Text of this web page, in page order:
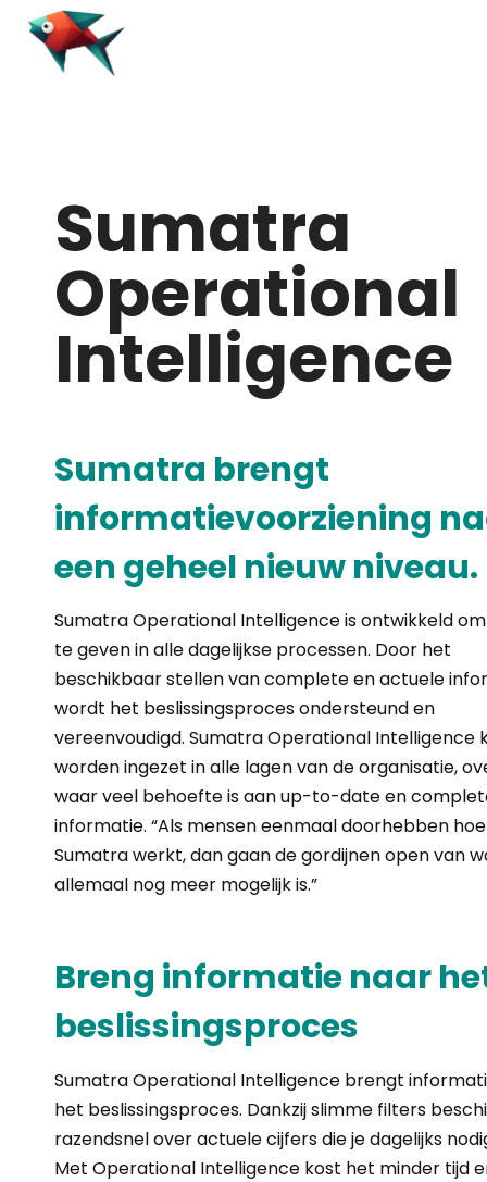
Sumatra
Operational
Intelligence
Sumatra brengt
informatievoorziening
een geheel nieuw niveau.
Sumatra Operational Intelligence is ontwikkeld
te geven in alle dagelijkse processen. Door het
beschikbaar stellen van complete en actuele
wordt het beslissingsproces ondersteund en
vereenvoudigd. Sumatra Operational Intelligence
worden ingezet in alle lagen van de organisatie,
waar veel behoefte is aan up-to-date en
informatie. “Als mensen eenmaal doorhebben hoe
Sumatra werkt, dan gaan de gordijnen open van
allemaal nog meer mogelijk is.”
Breng informatie naar
beslissingsproces
Sumatra Operational Intelligence brengt
het beslissingsproces. Dankzij slimme filters
razendsnel over actuele cijfers die je dagelijks
Met Operational Intelligence kost het minder tijd